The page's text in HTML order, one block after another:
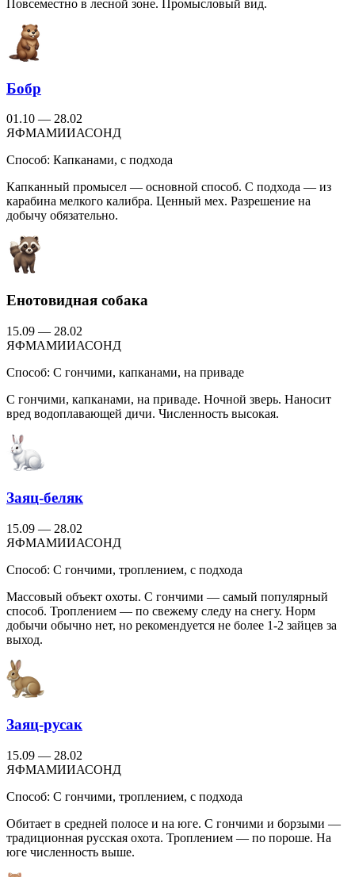
Повсеместно в лесной зоне. Промысловый вид.
Бобр
01.10 — 28.02
ЯФМАМИИАСОНД
Способ: Капканами, с подхода
Капканный промысел — основной способ. С подхода — из
карабина мелкого калибра. Ценный мех. Разрешение на
добычу обязательно.
Енотовидная собака
15.09 — 28.02
ЯФМАМИИАСОНД
Способ: С гончими, капканами, на приваде
С гончими, капканами, на приваде. Ночной зверь. Наносит
вред водоплавающей дичи. Численность высокая.
Заяц-беляк
15.09 — 28.02
ЯФМАМИИАСОНД
Способ: С гончими, троплением, с подхода
Массовый объект охоты. С гончими — самый популярный
способ. Троплением — по свежему следу на снегу. Норм
добычи обычно нет, но рекомендуется не более 1-2 зайцев за
выход.
Заяц-русак
15.09 — 28.02
ЯФМАМИИАСОНД
Способ: С гончими, троплением, с подхода
Обитает в средней полосе и на юге. С гончими и борзыми —
традиционная русская охота. Троплением — по пороше. На
юге численность выше.